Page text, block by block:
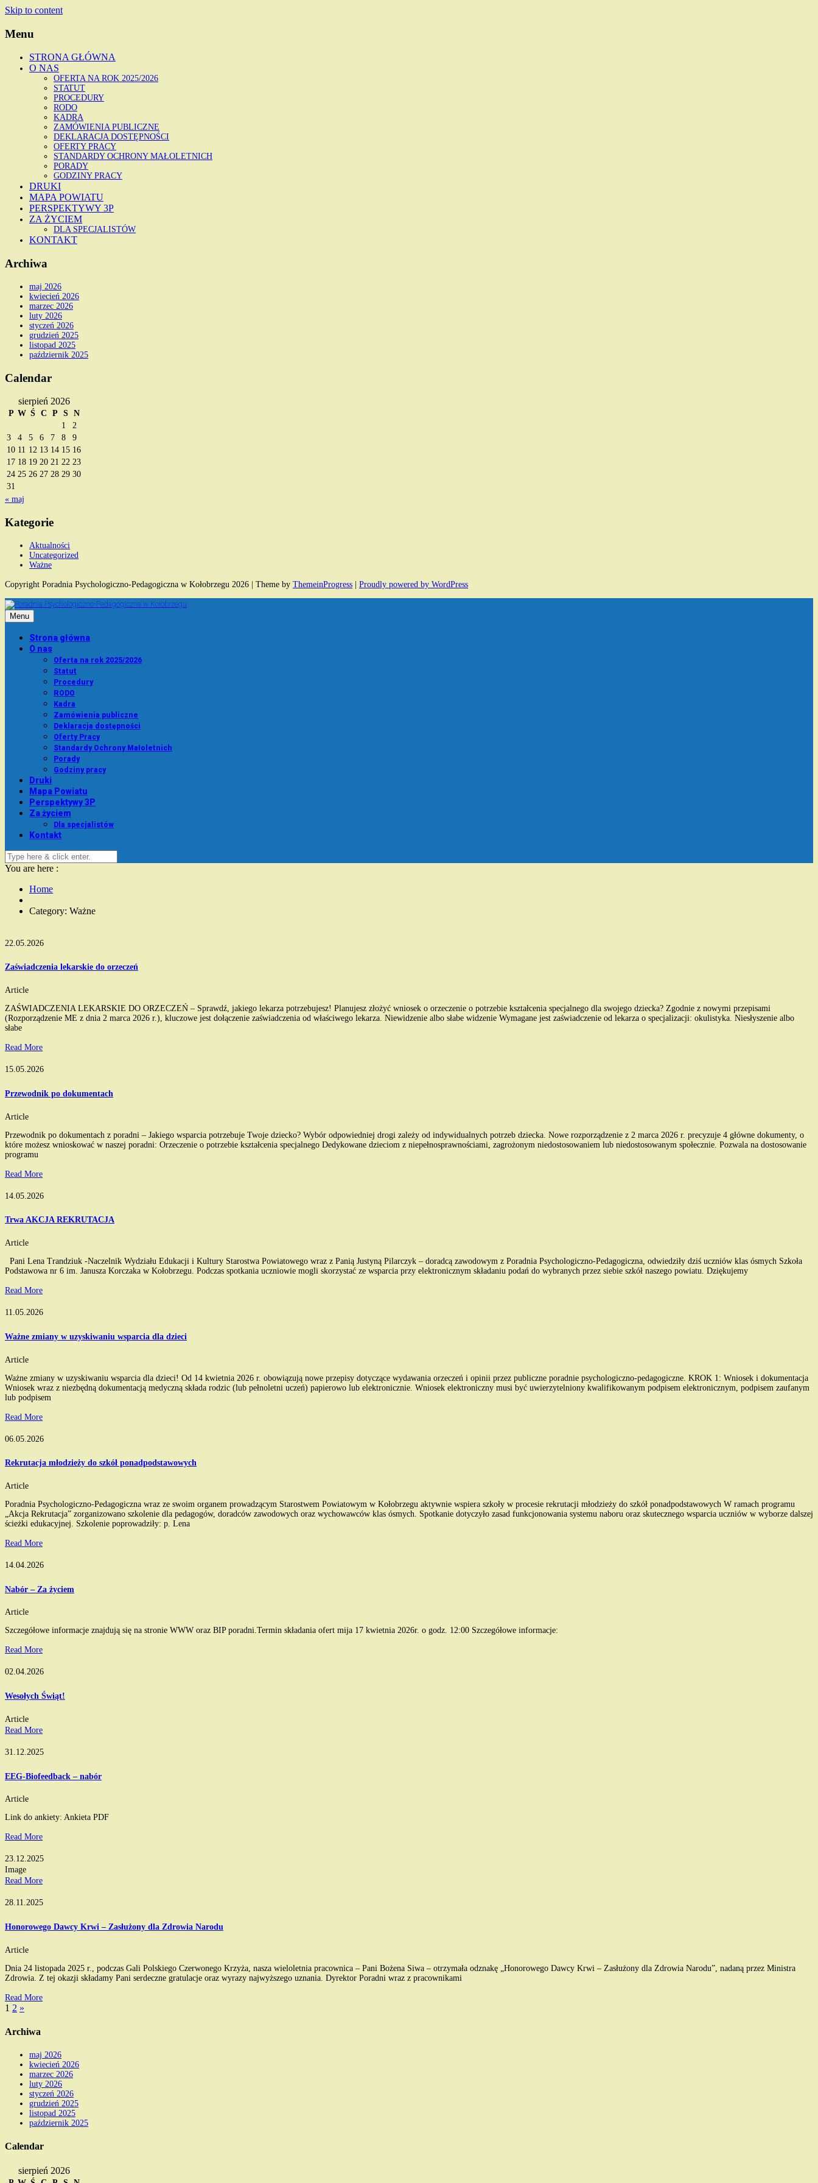
Skip to content
Menu
STRONA GŁÓWNA
O NAS
OFERTA NA ROK 2025/2026
STATUT
PROCEDURY
RODO
KADRA
ZAMÓWIENIA PUBLICZNE
DEKLARACJA DOSTĘPNOŚCI
OFERTY PRACY
STANDARDY OCHRONY MAŁOLETNICH
PORADY
GODZINY PRACY
DRUKI
MAPA POWIATU
PERSPEKTYWY 3P
ZA ŻYCIEM
DLA SPECJALISTÓW
KONTAKT
Archiwa
maj 2026
kwiecień 2026
marzec 2026
luty 2026
styczeń 2026
grudzień 2025
listopad 2025
październik 2025
Calendar
sierpień 2026
P W Ś C P S N
1
2
3
4 5 6 7 8
9
10 11 12 13 14 15 16
17 18 19 20 21 22 23
24 25 26 27 28 29 30
31
« maj
Kategorie
Aktualności
Uncategorized
Ważne
Copyright Poradnia Psychologiczno-Pedagogiczna w Kołobrzegu 2026 | Theme by ThemeinProgress Proudly powered by WordPress
Menu
Strona główna
O nas
Oferta na rok 2025/2026
Statut
Procedury
RODO
Kadra
Zamówienia publiczne
Deklaracja dostępności
Oferty Pracy
Standardy Ochrony Małoletnich
Porady
Godziny pracy
Druki
Mapa Powiatu
Perspektywy 3P
Za życiem
Dla specjalistów
Kontakt
You are here :
Home
Category: Ważne
22.05.2026
Zaświadczenia lekarskie do orzeczeń
Article
ZAŚWIADCZENIA LEKARSKIE DO ORZECZEŃ – Sprawdź, jakiego lekarza potrzebujesz! Planujesz złożyć wniosek o orzeczenie o potrzebie kształcenia specjalnego dla swojego dziecka? Zgodnie z nowymi przepisami
(Rozporządzenie ME z dnia 2 marca 2026 r.), kluczowe jest dołączenie zaświadczenia od właściwego lekarza. Niewidzenie albo słabe widzenie Wymagane jest zaświadczenie od lekarza o specjalizacji: okulistyka. Niesłyszenie albo
słabe
Read More
15.05.2026
Przewodnik po dokumentach
Article
Przewodnik po dokumentach z poradni – Jakiego wsparcia potrzebuje Twoje dziecko? Wybór odpowiedniej drogi zależy od indywidualnych potrzeb dziecka. Nowe rozporządzenie z 2 marca 2026 r. precyzuje 4 główne dokumenty, o
które możesz wnioskować w naszej poradni: Orzeczenie o potrzebie kształcenia specjalnego Dedykowane dzieciom z niepełnosprawnościami, zagrożonym niedostosowaniem lub niedostosowanym społecznie. Pozwala na dostosowanie
programu
Read More
14.05.2026
Trwa AKCJA REKRUTACJA
Article
Pani Lena Trandziuk -Naczelnik Wydziału Edukacji i Kultury Starostwa Powiatowego wraz z Panią Justyną Pilarczyk – doradcą zawodowym z Poradnia Psychologiczno-Pedagogiczna, odwiedziły dziś uczniów klas ósmych Szkoła
Podstawowa nr 6 im. Janusza Korczaka w Kołobrzegu. Podczas spotkania uczniowie mogli skorzystać ze wsparcia przy elektronicznym składaniu podań do wybranych przez siebie szkół naszego powiatu. Dziękujemy
Read More
11.05.2026
Ważne zmiany w uzyskiwaniu wsparcia dla dzieci
Article
Ważne zmiany w uzyskiwaniu wsparcia dla dzieci! Od 14 kwietnia 2026 r. obowiązują nowe przepisy dotyczące wydawania orzeczeń i opinii przez publiczne poradnie psychologiczno-pedagogiczne. KROK 1: Wniosek i dokumentacja
Wniosek wraz z niezbędną dokumentacją medyczną składa rodzic (lub pełnoletni uczeń) papierowo lub elektronicznie. Wniosek elektroniczny musi być uwierzytelniony kwalifikowanym podpisem elektronicznym, podpisem zaufanym
lub podpisem
Read More
06.05.2026
Rekrutacja młodzieży do szkół ponadpodstawowych
Article
Poradnia Psychologiczno-Pedagogiczna wraz ze swoim organem prowadzącym Starostwem Powiatowym w Kołobrzegu aktywnie wspiera szkoły w procesie rekrutacji młodzieży do szkół ponadpodstawowych W ramach programu
„Akcja Rekrutacja” zorganizowano szkolenie dla pedagogów, doradców zawodowych oraz wychowawców klas ósmych. Spotkanie dotyczyło zasad funkcjonowania systemu naboru oraz skutecznego wsparcia uczniów w wyborze dalszej
ścieżki edukacyjnej. Szkolenie poprowadziły: p. Lena
Read More
14.04.2026
Nabór – Za życiem
Article
Szczegółowe informacje znajdują się na stronie WWW oraz BIP poradni.Termin składania ofert mija 17 kwietnia 2026r. o godz. 12:00 Szczegółowe informacje:
Read More
02.04.2026
Wesołych Świąt!
Article
Read More
31.12.2025
EEG-Biofeedback – nabór
Article
Link do ankiety: Ankieta PDF
Read More
23.12.2025
Image
Read More
28.11.2025
Honorowego Dawcy Krwi – Zasłużony dla Zdrowia Narodu
Article
Dnia 24 listopada 2025 r., podczas Gali Polskiego Czerwonego Krzyża, nasza wieloletnia pracownica – Pani Bożena Siwa – otrzymała odznakę „Honorowego Dawcy Krwi – Zasłużony dla Zdrowia Narodu”, nadaną przez Ministra
Zdrowia. Z tej okazji składamy Pani serdeczne gratulacje oraz wyrazy najwyższego uznania. Dyrektor Poradni wraz z pracownikami
Read More
1 2 »
Archiwa
maj 2026
kwiecień 2026
marzec 2026
luty 2026
styczeń 2026
grudzień 2025
listopad 2025
październik 2025
Calendar
sierpień 2026